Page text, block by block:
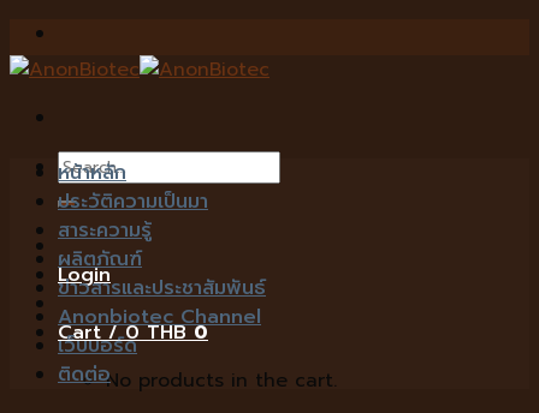
Skip
to
Search
for:
Login
Cart /0THB 0
No products in the cart.
หน้าหลัก
ประวัติความเป็นมา
สาระความรู้
ผลิตภัณฑ์
ข่าวสารและประชาสัมพันธ์
Anonbiotec Channel
เว็บบอร์ด
ติดต่อ